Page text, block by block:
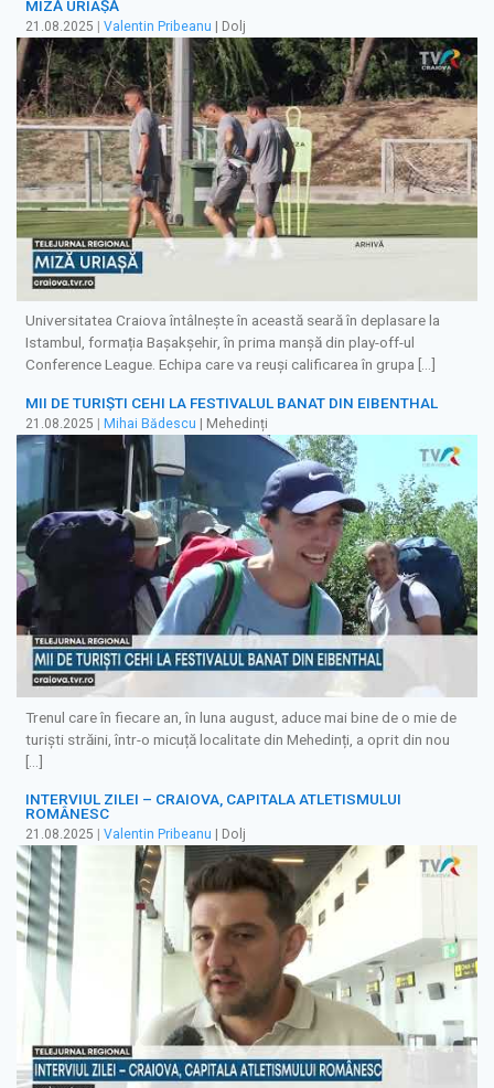
MIZĂ URIAȘĂ
21.08.2025 Valentin Pribeanu | Dolj
Universitatea Craiova întâlnește în această seară în deplasare la
Istambul, formația Bașakșehir, în prima manșă din play-off-ul
Conference League. Echipa care va reuși calificarea în grupa […]
MII DE TURIȘTI CEHI LA FESTIVALUL BANAT DIN EIBENTHAL
21.08.2025 | Mihai Bădescu | Mehedinți
Trenul care în fiecare an, în luna august, aduce mai bine de o mie de
turiști străini, într-o micuță localitate din Mehedinți, a oprit din nou
[…]
INTERVIUL ZILEI – CRAIOVA, CAPITALA ATLETISMULUI
ROMÂNESC
21.08.2025 Valentin Pribeanu | Dolj